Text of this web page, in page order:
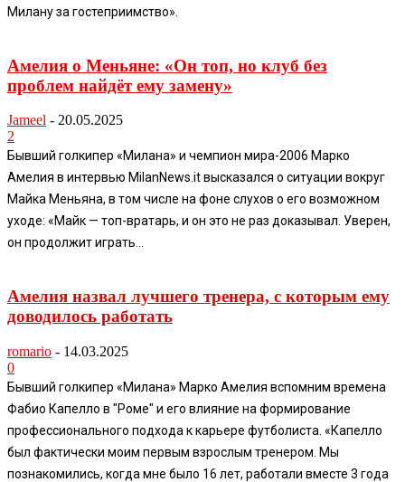
Милану за гостеприимство».
Амелия о Меньяне: «Он топ, но клуб без
проблем найдёт ему замену»
Jameel - 20.05.2025
2
Бывший голкипер «Милана» и чемпион мира-2006 Марко
Амелия в интервью MilanNews.it высказался о ситуации вокруг
Майка Меньяна, в том числе на фоне слухов о его возможном
уходе: «Майк — топ-вратарь, и он это не раз доказывал. Уверен,
он продолжит играть...
Амелия назвал лучшего тренера, с которым ему
доводилось работать
romario - 14.03.2025
0
Бывший голкипер «Милана» Марко Амелия вспомним времена
Фабио Капелло в "Роме" и его влияние на формирование
профессионального подхода к карьере футболиста. «Капелло
был фактически моим первым взрослым тренером. Мы
познакомились, когда мне было 16 лет, работали вместе 3 года